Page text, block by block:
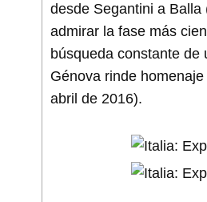
desde Segantini a
admirar la fase más
búsqueda constante de
Génova rinde
abril de 2016).